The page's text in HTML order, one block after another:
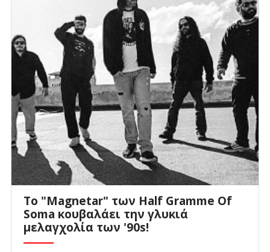
Το "Magnetar" των Half Gramme Of
Soma κουβαλάει την γλυκιά
μελαγχολία των '90s!